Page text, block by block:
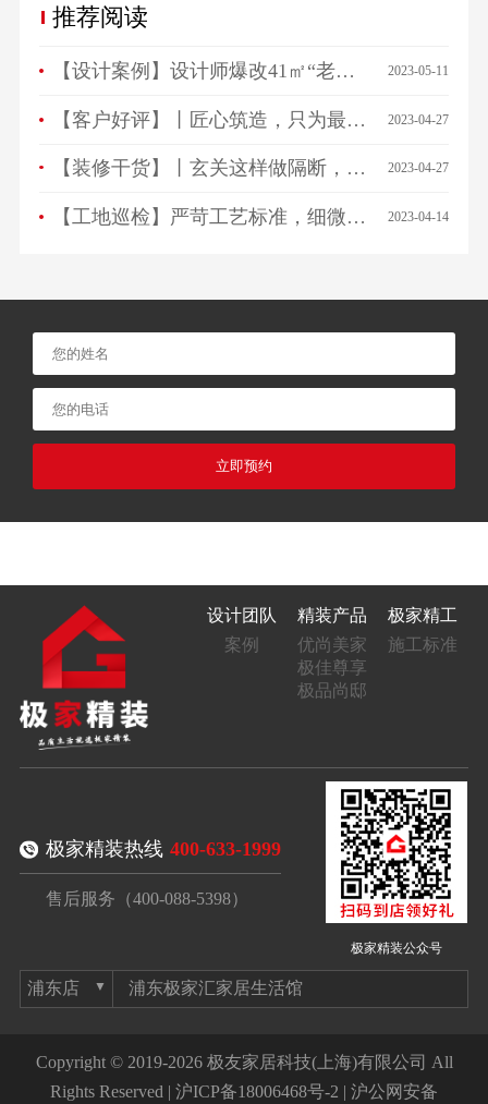
推荐阅读
【设计案例】设计师爆改41㎡“老破小”，一房变三房，住祖孙三代五口人不拥挤！ 2023-05-11
【客户好评】丨匠心筑造，只为最美相遇，来看看ta们怎么说… 2023-04-27
【装修干货】丨玄关这样做隔断，一进门就被惊艳！ 2023-04-27
【工地巡检】严苛工艺标准，细微之处见品质！ 2023-04-14
立即预约
设计团队
案例
精装产品
优尚美家
极佳尊享
极品尚邸
极家精工
施工标准
极家精装热线 400-633-1999
售后服务（400-088-5398）
极家精装公众号
浦东极家汇家居生活馆
Copyright © 2019-2026 极友家居科技(上海)有限公司 All
Rights Reserved | 沪ICP备18006468号-2 | 沪公网安备